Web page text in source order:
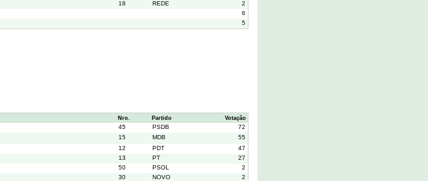
18 REDE
2
6
5
Nro. Partido Votação
45 PSDB
72
15 MDB
55
12 PDT
47
13 PT
27
50 PSOL
2
30 NOVO
2